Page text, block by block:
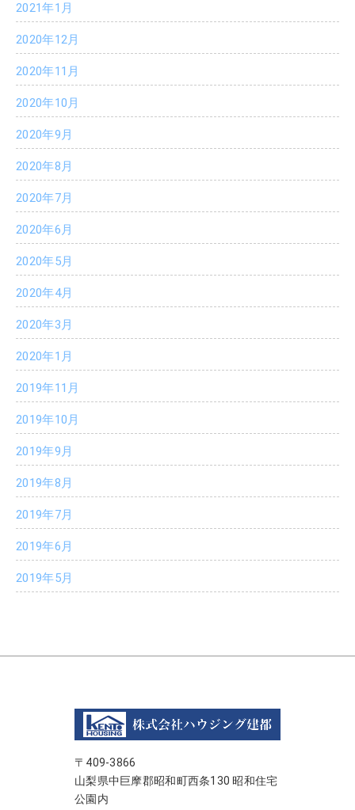
2021年1月
2020年12月
2020年11月
2020年10月
2020年9月
2020年8月
2020年7月
2020年6月
2020年5月
2020年4月
2020年3月
2020年1月
2019年11月
2019年10月
2019年9月
2019年8月
2019年7月
2019年6月
2019年5月
〒409-3866
山梨県中巨摩郡昭和町西条130 昭和住宅
公園内